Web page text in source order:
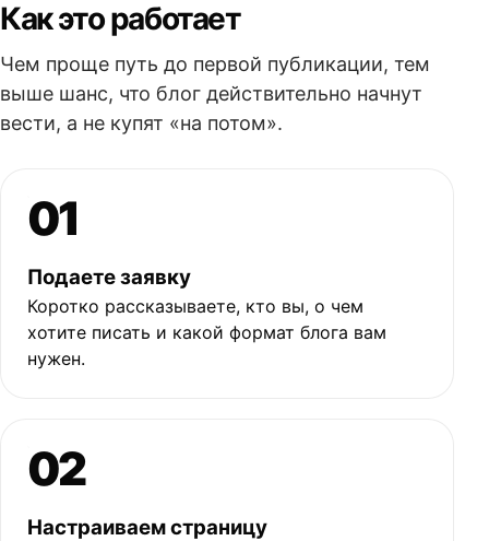
Как это работает
Чем проще путь до первой публикации, тем
выше шанс, что блог действительно начнут
вести, а не купят «на потом».
01
Подаете заявку
Коротко рассказываете, кто вы, о чем
хотите писать и какой формат блога вам
нужен.
02
Настраиваем страницу